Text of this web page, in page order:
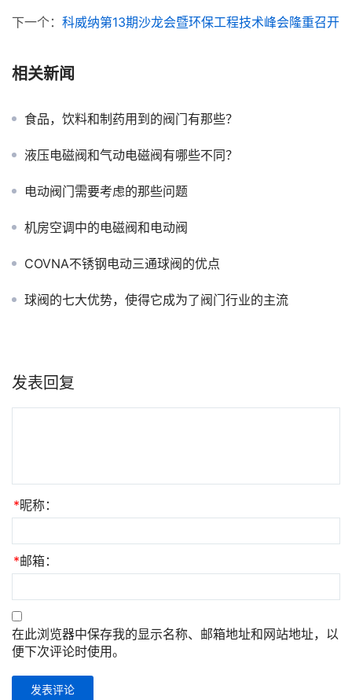
下一个： 科威纳第13期沙龙会暨环保工程技术峰会隆重召开
相关新闻
食品，饮料和制药用到的阀门有那些？
液压电磁阀和气动电磁阀有哪些不同？
电动阀门需要考虑的那些问题
机房空调中的电磁阀和电动阀
COVNA不锈钢电动三通球阀的优点
球阀的七大优势，使得它成为了阀门行业的主流
发表回复
*昵称：
*邮箱：
在此浏览器中保存我的显示名称、邮箱地址和网站地址，以
便下次评论时使用。